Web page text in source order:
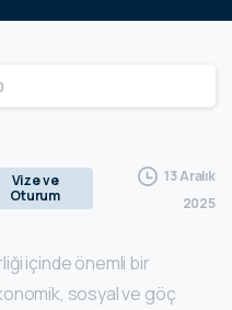
Vize ve
Oturum
13 Aralık
2025
içinde önemli bir
sosyal ve göç